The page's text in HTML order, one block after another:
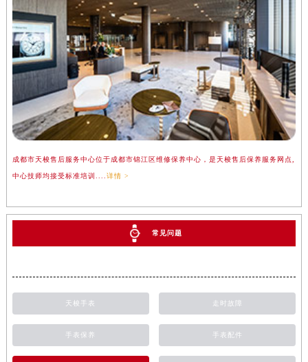
成都市天梭售后服务中心位于成都市锦江区维修保养中心，是天梭售后保养服务网点,
中心技师均接受标准培训.... 详情 >
常见问题
天梭手表 走时故障
手表保养 手表配件